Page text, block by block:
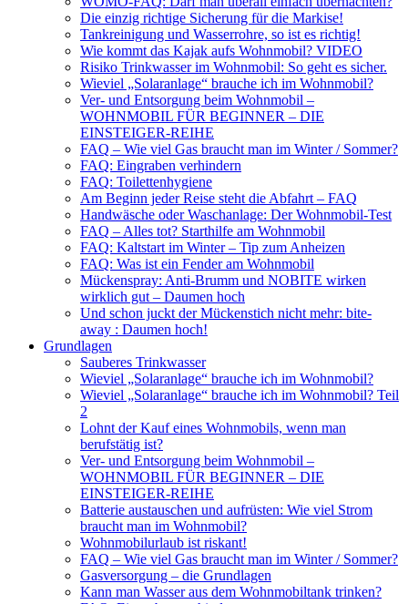
Die einzig richtige Sicherung für die Markise!
Tankreinigung und Wasserrohre, so ist es richtig!
Wie kommt das Kajak aufs Wohnmobil? VIDEO
Risiko Trinkwasser im Wohnmobil: So geht es sicher.
Wieviel „Solaranlage“ brauche ich im Wohnmobil?
Ver- und Entsorgung beim Wohnmobil –
WOHNMOBIL FÜR BEGINNER – DIE
EINSTEIGER-REIHE
FAQ – Wie viel Gas braucht man im Winter / Sommer?
FAQ: Eingraben verhindern
FAQ: Toilettenhygiene
Am Beginn jeder Reise steht die Abfahrt – FAQ
Handwäsche oder Waschanlage: Der Wohnmobil-Test
FAQ – Alles tot? Starthilfe am Wohnmobil
FAQ: Kaltstart im Winter – Tip zum Anheizen
FAQ: Was ist ein Fender am Wohnmobil
Mückenspray: Anti-Brumm und NOBITE wirken
wirklich gut – Daumen hoch
Und schon juckt der Mückenstich nicht mehr: bite-
away : Daumen hoch!
Grundlagen
Sauberes Trinkwasser
Wieviel „Solaranlage“ brauche ich im Wohnmobil?
Wieviel „Solaranlage“ brauche ich im Wohnmobil? Teil
2
Lohnt der Kauf eines Wohnmobils, wenn man
berufstätig ist?
Ver- und Entsorgung beim Wohnmobil –
WOHNMOBIL FÜR BEGINNER – DIE
EINSTEIGER-REIHE
Batterie austauschen und aufrüsten: Wie viel Strom
braucht man im Wohnmobil?
Wohnmobilurlaub ist riskant!
FAQ – Wie viel Gas braucht man im Winter / Sommer?
Gasversorgung – die Grundlagen
Kann man Wasser aus dem Wohnmobiltank trinken?